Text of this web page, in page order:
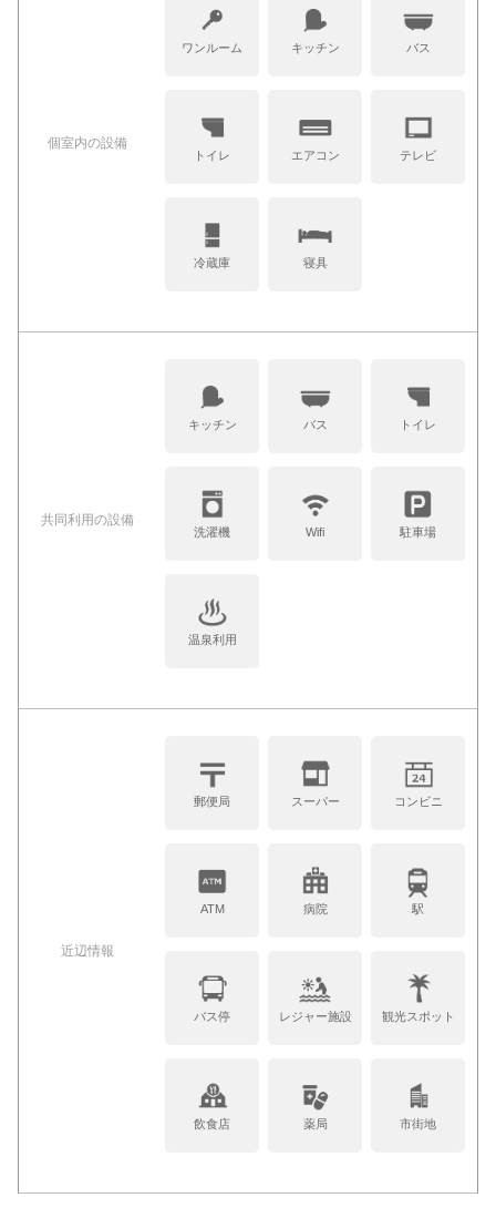
個室内の設備
ワンルーム キッチン バス
トイレ エアコン テレビ
冷蔵庫 寝具
共同利⽤の設備
キッチン バス トイレ
洗濯機 Wifi 駐車場
温泉利用
近辺情報
郵便局 スーパー コンビニ
ATM 病院 駅
バス停 レジャー施設 観光スポット
飲食店 薬局 市街地